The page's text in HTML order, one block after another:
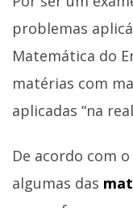
problemas
Matemática do
matérias com
aplicadas “na
De acordo com o
algumas das